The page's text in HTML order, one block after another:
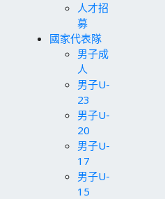
人才招
募
國家代表隊
男子成
人
男子U-
23
男子U-
20
男子U-
17
男子U-
15